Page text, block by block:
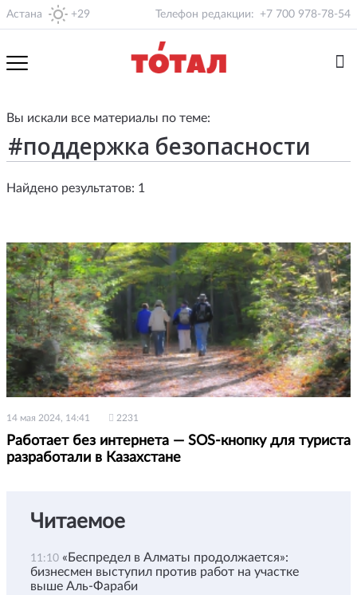
Астана +29 Телефон редакции: +7 700 978-78-54
Вы искали все материалы по теме:
Найдено результатов: 1
14 мая 2024, 14:41 2231
Работает без интернета — SOS-кнопку для туриста
разработали в Казахстане
Читаемое
11:10 «Беспредел в Алматы продолжается»:
бизнесмен выступил против работ на участке
выше Аль-Фараби